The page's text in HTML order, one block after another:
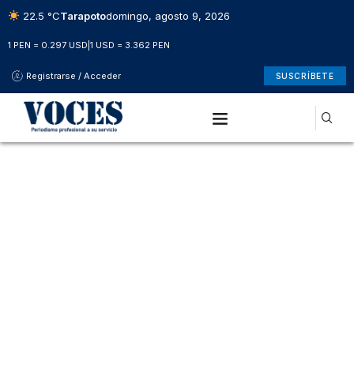
22.5 °CTarapotodomingo, agosto 9, 2026
1 PEN = 0.297 USD 1 USD = 3.362 PEN
Registrarse / Acceder SUSCRÍBETE